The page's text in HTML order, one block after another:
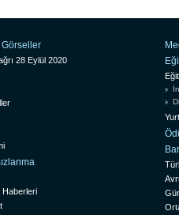
Görseller
28 Eylül 2020